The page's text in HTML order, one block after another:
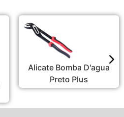
Alicate Bomba D'agua
Preto Plus